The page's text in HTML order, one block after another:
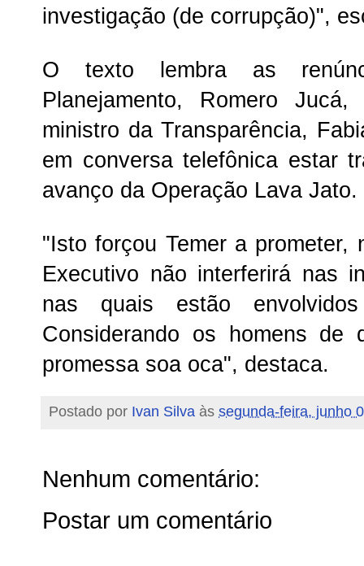
investigação (de corrupção)",
O texto lembra as
Planejamento, Romero
ministro da Transparência,
em conversa telefônica estar
avanço da Operação Lava Jato.
"Isto forçou Temer a prometer,
Executivo não interferirá nas
nas quais estão
Considerando os homens de
promessa soa oca", destaca.
Postado por Ivan Silva às segunda-feira, junho
Nenhum comentário:
Postar um comentário